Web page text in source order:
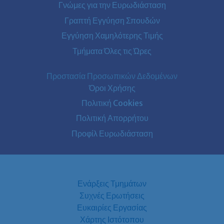
Γνώμες για την Ευρωδιάσταση
Γραπτή Εγγύηση Σπουδών
Εγγύηση Χαμηλότερης Τιμής
Τμήματα Όλες τις Ώρες
Προστασία Προσωπικών Δεδομένων
Όροι Χρήσης
Πολιτική Cookies
Πολιτική Απορρήτου
Προφίλ Ευρωδιάσταση
Ενάρξεις Τμημάτων
Συχνές Ερωτήσεις
Ευκαιρίες Εργασίας
Χάρτης Ιστότοπου